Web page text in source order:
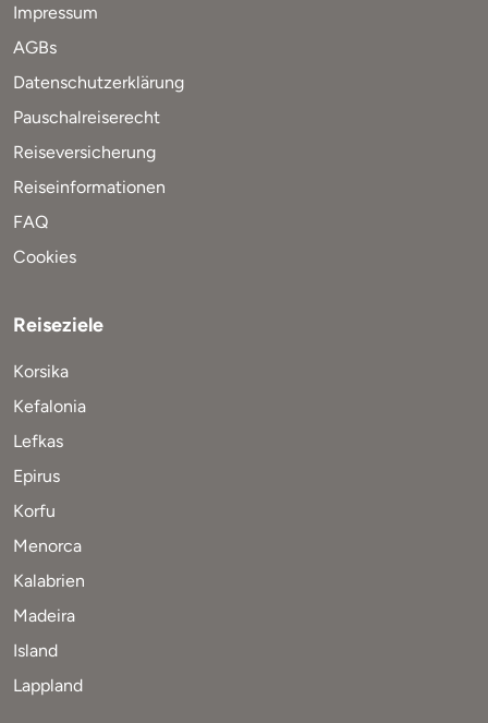
Impressum
AGBs
Datenschutzerklärung
Pauschalreiserecht
Reiseversicherung
Reiseinformationen
FAQ
Cookies
Reiseziele
Korsika
Kefalonia
Lefkas
Epirus
Korfu
Menorca
Kalabrien
Madeira
Island
Lappland